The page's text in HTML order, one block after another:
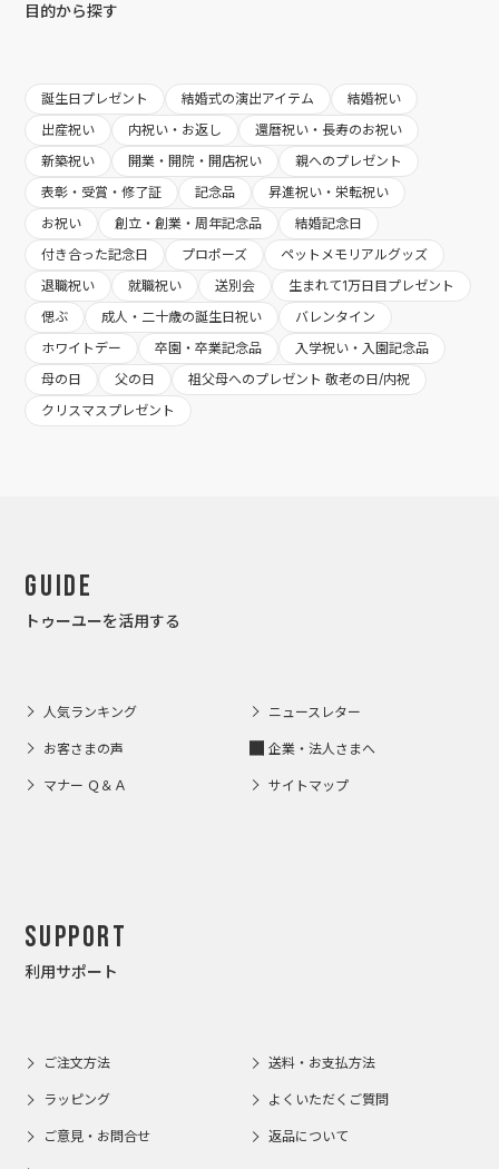
目的から探す
誕生日プレゼント 結婚式の演出アイテム
結婚祝い
出産祝い
内祝い・お返し
還暦祝い・長寿のお祝い
新築祝い
開業・開院・開店祝い
親へのプレゼント
表彰・受賞・修了証
記念品
昇進祝い・栄転祝い
お祝い
創立・創業・周年記念品
結婚記念日
付き合った記念日
プロポーズ
ペットメモリアルグッズ
退職祝い
就職祝い 送別会
生まれて1万日目プレゼント
偲ぶ
成人・二十歳の誕生日祝い
バレンタイン
ホワイトデー
卒園・卒業記念品
入学祝い・入園記念品
母の日
父の日
祖父母へのプレゼント 敬老の日/内祝
クリスマスプレゼント
Guide
トゥーユーを活用する
人気ランキング ニュースレター
お客さまの声 企業・法人さまへ
マナー Ｑ＆Ａ サイトマップ
Support
利用サポート
ご注文方法 送料・お支払方法
ラッピング よくいただくご質問
ご意見・お問合せ 返品について